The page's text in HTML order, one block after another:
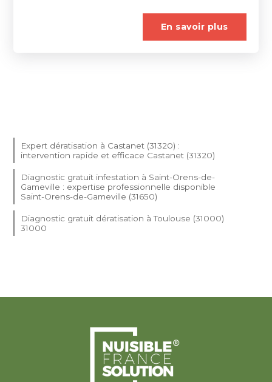
En savoir plus
Expert dératisation à Castanet (31320) :
intervention rapide et efficace Castanet (31320)
Diagnostic gratuit infestation à Saint-Orens-de-
Gameville : expertise professionnelle disponible
Saint-Orens-de-Gameville (31650)
Diagnostic gratuit dératisation à Toulouse (31000)
31000